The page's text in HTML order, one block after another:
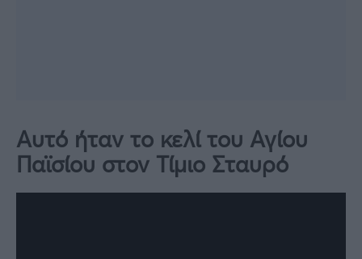
Αυτό ήταν το κελί του Αγίου
Παϊσίου στον Τίμιο Σταυρό